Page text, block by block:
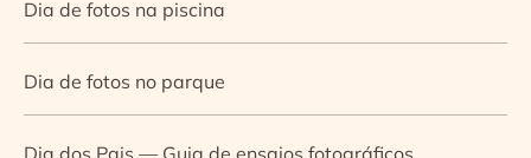
Dia de fotos na piscina
Dia de fotos no parque
Dia dos Pais — Guia de ensaios fotográficos